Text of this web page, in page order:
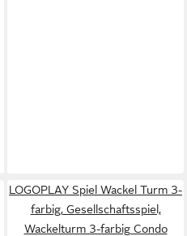
LOGOPLAY Spiel Wackel Turm 3-
farbig, Gesellschaftsspiel,
Wackelturm 3-farbig Condo